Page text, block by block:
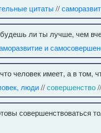
цитаты //
ли ты лучше, чем
и
человек имеет, а в том,
люди//совершенство//
совершенствоваться